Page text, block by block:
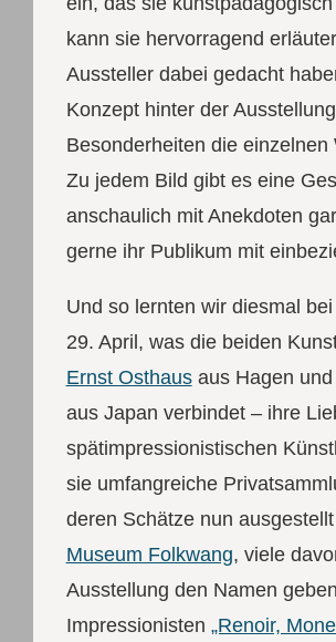
kann sie hervorragend
Aussteller dabei gedacht
Konzept hinter der
Besonderheiten die einzelnen
Zu jedem Bild gibt es eine
anschaulich mit Anekdoten
gerne ihr Publikum mit
Und so lernten wir diesmal
29. April, was die beiden
Ernst Osthausaus Hagen und
aus Japan verbindet – ihre
spätimpressionistischen
sie umfangreiche
deren Schätze nun
Museum Folkwang, viele
Ausstellung den Namen
Impressionisten „Renoir,